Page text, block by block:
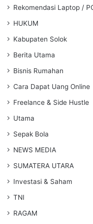
Rekomendasi Laptop /
HUKUM
Kabupaten Solok
Berita Utama
Bisnis Rumahan
Cara Dapat Uang Online
Freelance & Side Hustle
Utama
Sepak Bola
NEWS MEDIA
SUMATERA UTARA
Investasi & Saham
TNI
RAGAM